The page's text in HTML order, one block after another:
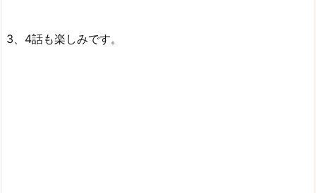
3、4話も楽しみです。